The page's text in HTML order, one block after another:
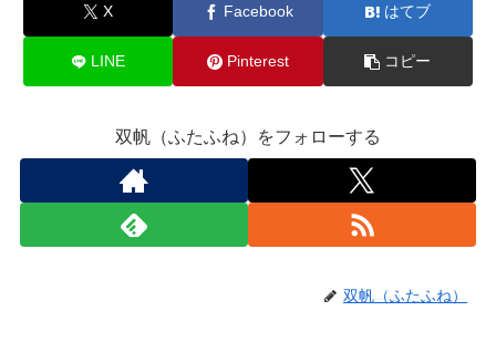
X Facebook はてブ
LINE Pinterest コピー
双帆（ふたふね）をフォローする
双帆（ふたふね）